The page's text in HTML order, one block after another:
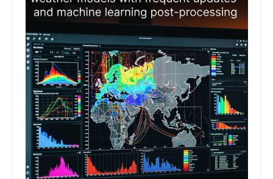
Die Kältepole der Nordhalbkugel: Kanadische
Arktis und Sibirien
Ellesmere Island – Die nördlichste Wildnis
Kanadas
Die Natur der Hudson-Bay und umliegender
Regionen
Die Laptewsee: Die Eisfabrik der Arktis
EisSued